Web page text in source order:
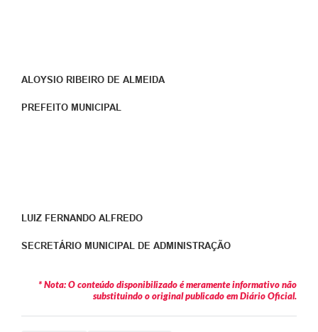
ALOYSIO RIBEIRO DE ALMEIDA
PREFEITO MUNICIPAL
LUIZ FERNANDO ALFREDO
SECRETÁRIO MUNICIPAL DE ADMINISTRAÇÃO
* Nota: O conteúdo disponibilizado é meramente informativo não
substituindo o original publicado em Diário Oficial.